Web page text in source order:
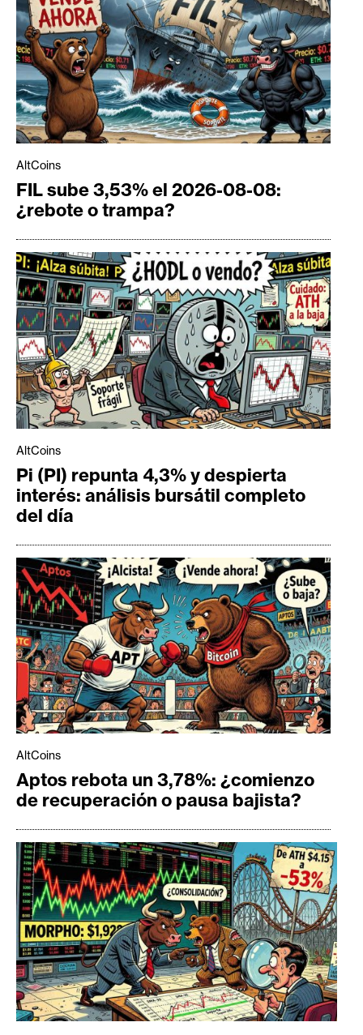
AltCoins
FIL sube 3,53% el 2026-08-08:
¿rebote o trampa?
AltCoins
Pi (PI) repunta 4,3% y despierta
interés: análisis bursátil completo
del día
AltCoins
Aptos rebota un 3,78%: ¿comienzo
de recuperación o pausa bajista?